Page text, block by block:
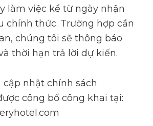
làm việc kể từ ngày nhận
chính thức. Trường hợp cần
chúng tôi sẽ thông báo
thời hạn trả lời dự kiến.
cập nhật chính sách
công bố công khai tại: